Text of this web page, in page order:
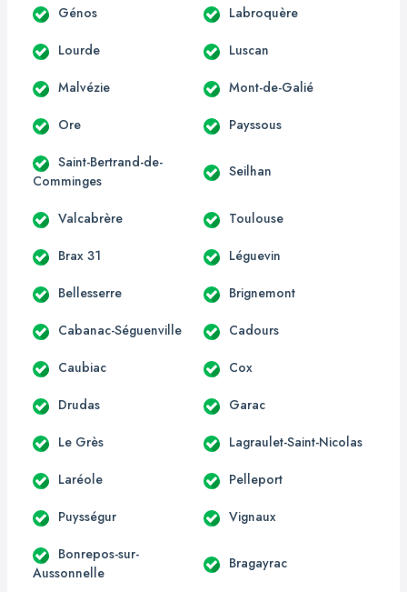
Génos Labroquère
Lourde Luscan
Malvézie Mont-de-Galié
Ore Payssous
Saint-Bertrand-de-
Comminges
Seilhan
Valcabrère Toulouse
Brax 31 Léguevin
Bellesserre Brignemont
Cabanac-Séguenville Cadours
Caubiac Cox
Drudas Garac
Le Grès Lagraulet-Saint-Nicolas
Laréole Pelleport
Puysségur Vignaux
Bonrepos-sur-
Aussonnelle
Bragayrac